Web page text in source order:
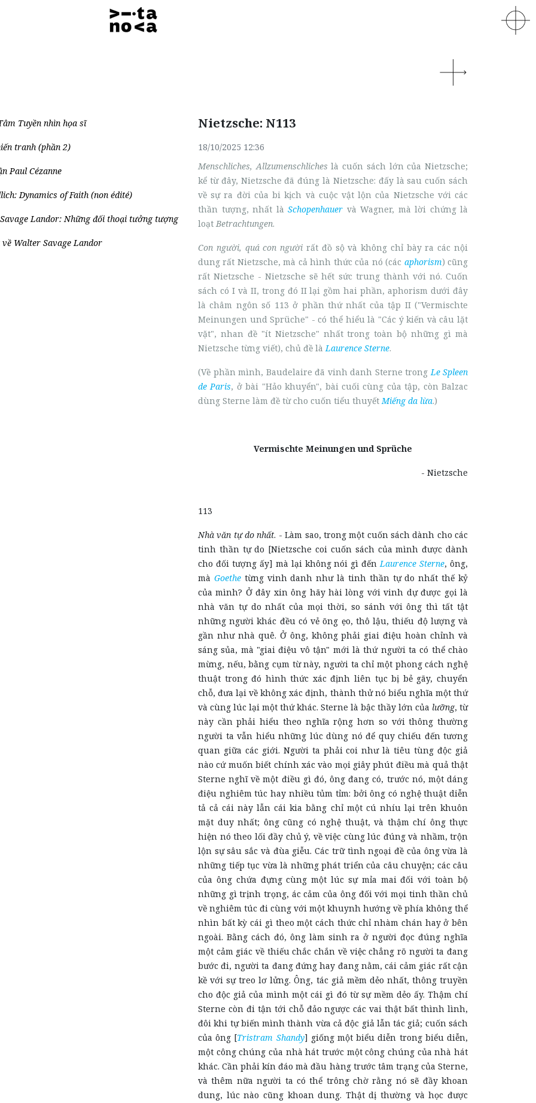
Tuyền nhìn họa sĩ
tranh (phần 2)
Paul Cézanne
Dynamics of Faith (non édité)
Landor: Những đối thoại tưởng tượng
về Walter Savage Landor
Nietzsche: N113
18/10/2025 12:36
Menschliches, Allzumenschlicheslà cuốn sách lớn của Nietzsche;
kể từ đây, Nietzsche đã đúng là Nietzsche: đấy là sau cuốn sách
về sự ra đời của bi kịch và cuộc vật lộn của Nietzsche với các
thần tượng, nhất là Schopenhauer và Wagner, mà lời chứng là
loạt Betrachtungen.
Con người, quá con người rất đồ sộ và không chỉ bày ra các nội
dung rất Nietzsche, mà cả hình thức của nó (các aphorism) cũng
rất Nietzsche - Nietzsche sẽ hết sức trung thành với nó. Cuốn
sách có I và II, trong đó II lại gồm hai phần, aphorism dưới đây
là châm ngôn số 113 ở phần thứ nhất của tập II ("Vermischte
Meinungen und Sprüche" - có thể hiểu là "Các ý kiến và câu lặt
vặt", nhan đề "ít Nietzsche" nhất trong toàn bộ những gì mà
Nietzsche từng viết), chủ đề làLaurence Sterne.
(Về phần mình, Baudelaire đã vinh danh Sterne trongLe Spleen
de Paris, ở bài "Hảo khuyển", bài cuối cùng của tập, còn Balzac
dùng Sterne làm đề từ cho cuốn tiểu thuyếtMiếng da lừa.)
Vermischte Meinungen und Sprüche
- Nietzsche
113
Nhà văn tự do nhất. - Làm sao, trong một cuốn sách dành cho các
tinh thần tự do [Nietzsche coi cuốn sách của mình được dành
cho đối tượng ấy] mà lại không nói gì đếnLaurence Sterne, ông,
mà Goethetừng vinh danh như là tinh thần tự do nhất thế kỷ
của mình? Ở đây xin ông hãy hài lòng với vinh dự được gọi là
nhà văn tự do nhất của mọi thời, so sánh với ông thì tất tật
những người khác đều có vẻ õng ẹo, thô lậu, thiếu độ lượng và
gần như nhà quê. Ở ông, không phải giai điệu hoàn chỉnh và
sáng sủa, mà "giai điệu vô tận" mới là thứ người ta có thể chào
mừng, nếu, bằng cụm từ này, người ta chỉ một phong cách nghệ
thuật trong đó hình thức xác định liên tục bị bẻ gãy, chuyển
chỗ, đưa lại về không xác định, thành thử nó biểu nghĩa một thứ
và cùng lúc lại một thứ khác. Sterne là bậc thầy lớn của lưỡng, từ
này cần phải hiểu theo nghĩa rộng hơn so với thông thường
người ta vẫn hiểu những lúc dùng nó để quy chiếu đến tương
quan giữa các giới. Người ta phải coi như là tiêu tùng độc giả
nào cứ muốn biết chính xác vào mọi giây phút điều mà quả thật
Sterne nghĩ về một điều gì đó, ông đang có, trước nó, một dáng
điệu nghiêm túc hay nhiều tủm tỉm: bởi ông có nghệ thuật diễn
tả cả cái này lẫn cái kia bằng chỉ một cú nhíu lại trên khuôn
mặt duy nhất; ông cũng có nghệ thuật, và thậm chí ông thực
hiện nó theo lối đầy chủ ý, về việc cùng lúc đúng và nhầm, trộn
lộn sự sâu sắc và đùa giễu. Các trữ tình ngoại đề của ông vừa là
những tiếp tục vừa là những phát triển của câu chuyện; các câu
của ông chứa đựng cùng một lúc sự mỉa mai đối với toàn bộ
những gì trịnh trọng, ác cảm của ông đối với mọi tinh thần chủ
về nghiêm túc đi cùng với một khuynh hướng về phía không thể
nhìn bất kỳ cái gì theo một cách thức chỉ nhàm chán hay ở bên
ngoài. Bằng cách đó, ông làm sinh ra ở người đọc đúng nghĩa
một cảm giác về thiếu chắc chắn về việc chẳng rõ người ta đang
bước đi, người ta đang đứng hay đang nằm, cái cảm giác rất cận
kề với sự treo lơ lửng. Ông, tác giả mềm dẻo nhất, thông truyền
cho độc giả của mình một cái gì đó từ sự mềm dẻo ấy. Thậm chí
Sterne còn đi tận tới chỗ đảo ngược các vai thật bất thình lình,
đôi khi tự biến mình thành vừa cả độc giả lẫn tác giả; cuốn sách
của ông [Tristram Shandy] giống một biểu diễn trong biểu diễn,
một công chúng của nhà hát trước một công chúng của nhà hát
khác. Cần phải kín đáo mà đầu hàng trước tâm trạng của Sterne,
và thêm nữa người ta có thể trông chờ rằng nó sẽ đầy khoan
dung, lúc nào cũng khoan dung. Thật dị thường và học được